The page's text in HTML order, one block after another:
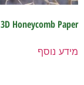
3D Honeycomb Paper
מידע נוסף